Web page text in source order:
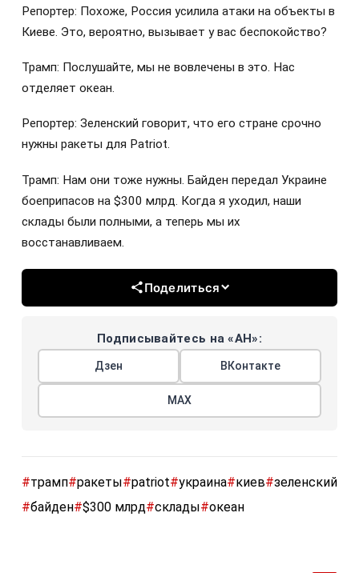
Репортер: Похоже, Россия усилила атаки на объекты в
Киеве. Это, вероятно, вызывает у вас беспокойство?
Трамп: Послушайте, мы не вовлечены в это. Нас
отделяет океан.
Репортер: Зеленский говорит, что его стране срочно
нужны ракеты для Patriot.
Трамп: Нам они тоже нужны. Байден передал Украине
боеприпасов на $300 млрд. Когда я уходил, наши
склады были полными, а теперь мы их
восстанавливаем.
Поделиться
Подписывайтесь на «АН»:
Дзен ВКонтакте
МАХ
#трамп#ракеты#patriot#украина#киев#зеленский
#байден#$300 млрд#склады#океан